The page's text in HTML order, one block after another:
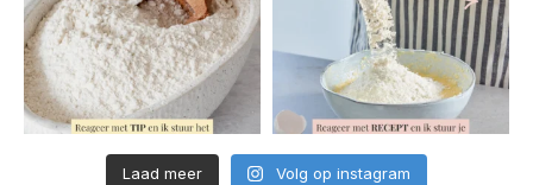
Laad meer Volg op instagram